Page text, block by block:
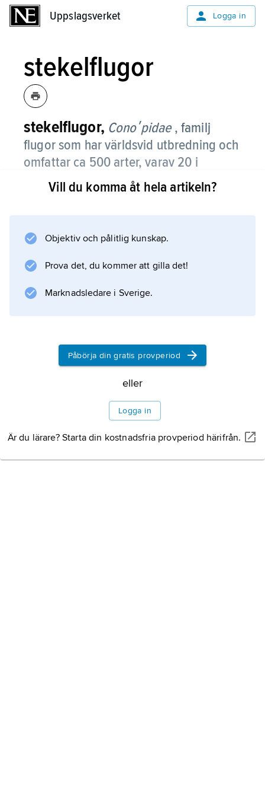
Uppslagsverket Logga in
stekelflugor
stekelflugor, Conoʹpidae , familj
flugor som har världsvid utbredning och
omfattar ca 500 arter, varav 20 i
Sverige.
steklar de härmar. Larverna är parasitoider i
några på flugor, gräshoppor eller termiter.
Vill du komma åt hela artikeln?
Objektiv och pålitlig kunskap.
Prova det, du kommer att gilla det!
Marknadsledare i Sverige.
Påbörja din gratis provperiod
eller
Logga in
Är du lärare? Starta din kostnadsfria provperiod härifrån.